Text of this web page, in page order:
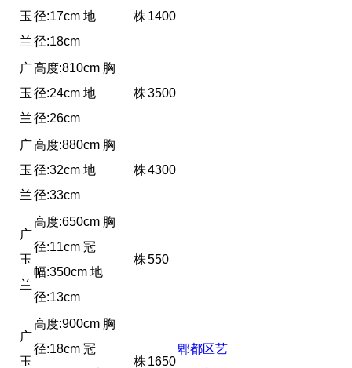
玉
兰
径:17cm 地
径:18cm
株1400
广
玉
兰
高度:810cm 胸
径:24cm 地
径:26cm
株3500
广
玉
兰
高度:880cm 胸
径:32cm 地
径:33cm
株4300
广
玉
兰
高度:650cm 胸
径:11cm 冠
幅:350cm 地
径:13cm
株550
郫都区艺
广
玉
高度:900cm 胸
径:18cm 冠
株1650